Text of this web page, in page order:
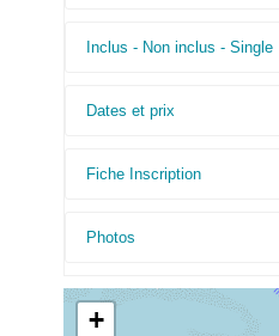
Inclus - Non inclus - Single
Dates et prix
Fiche Inscription
Photos
+